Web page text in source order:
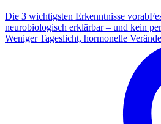
Die 3 wichtigsten Erkenntnisse
neurobiologisch erklärbar – und kein
Weniger Tageslicht, hormonelle